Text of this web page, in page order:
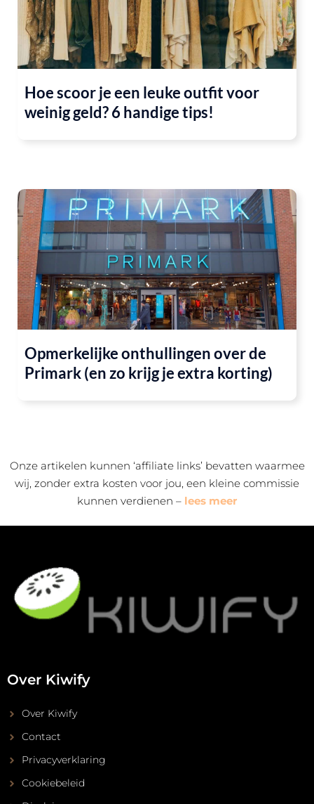
Hoe scoor je een leuke outfit voor
weinig geld? 6 handige tips!
Opmerkelijke onthullingen over de
Primark (en zo krijg je extra korting)
Onze artikelen kunnen ‘affiliate links’ bevatten waarmee
wij, zonder extra kosten voor jou, een kleine commissie
kunnen verdienen – lees meer
Over Kiwify
Over Kiwify
Contact
Privacyverklaring
Cookiebeleid